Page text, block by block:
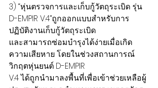
3) “หุ่นตรวจการและเก็บกู้วัตถุระเบิด รุ่น
D-EMPIR V.4”ถูกออกแบบสำหรับการ
ปฏิบัติงานเก็บกู้วัตถุระเบิด
และสามารถซ่อมบำรุงได้ง่ายเมื่อเกิด
ความเสียหาย โดยในช่วงสถานการณ์
วิกฤตหุ่นยนต์ D-EMPIR
V.4 ได้ถูกนำมาลงพื้นที่เพื่อเข้าช่วยเหลือผู้